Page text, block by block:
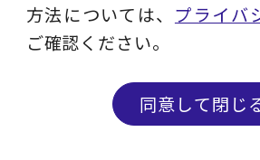
問い合わせる メ
徳
方法については、 プライバ
ご確認ください。
同意して閉じ